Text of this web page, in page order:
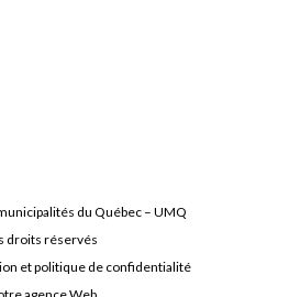
du Québec – UMQ
droits réservés
et politique de confidentialité